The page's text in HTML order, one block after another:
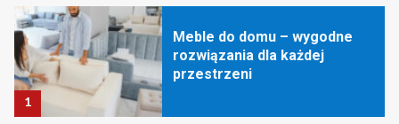
1
Meble do domu – wygodne
przestrzeni